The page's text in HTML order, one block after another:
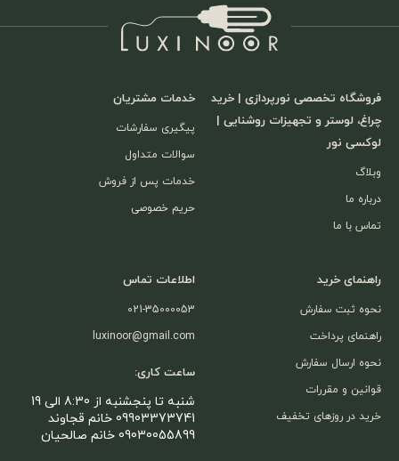
فروشگاه تخصصی نورپردازی | خرید
چراغ، لوستر و تجهیزات روشنایی |
لوکسی نور
وبلاگ
درباره ما
تماس با ما
خدمات مشتریان
پیگیری سفارشات
سوالات متداول
خدمات پس از فروش
حریم خصوصی
راهنمای خرید
نحوه ثبت سفارش
راهنمای پرداخت
نحوه ارسال سفارش
قوانین و مقررات
خرید در روزهای تخفیف
اطلاعات تماس
021-35000053
luxinoor@gmail.com
ساعت کاری:
شنبه تا پنجشنبه از 8:30 الی 19
09903373741 خانم قجاوند
09030055899 خانم صالحیان